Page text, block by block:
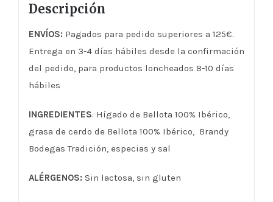
Ibérico
Descripción
ENVÍOS: Pagados para pedido superiores a 125€.
Entrega en 3-4 días hábiles desde la confirmación
del pedido, para productos loncheados 8-10 días
hábiles
INGREDIENTES: Hígado de Bellota 100% Ibérico,
grasa de cerdo de Bellota 100% Ibérico, Brandy
Bodegas Tradición, especias y sal
ALÉRGENOS: Sin lactosa, sin gluten